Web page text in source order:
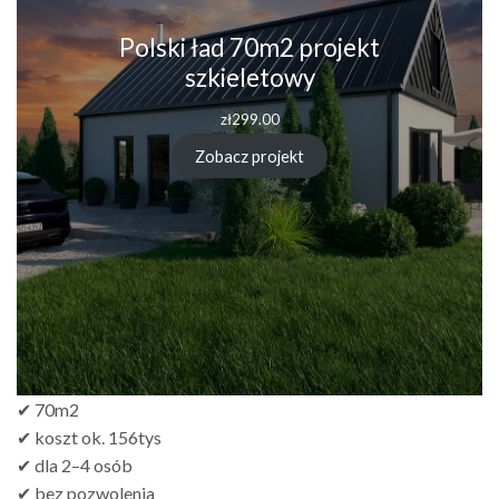
Polski ład 70m2 projekt
szkieletowy
zł299.00
Zobacz projekt
✔ 70m2
✔ koszt ok. 156tys
✔ dla 2–4 osób
✔ bez pozwolenia